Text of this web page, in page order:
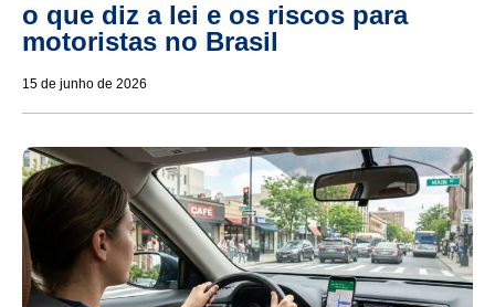
o que diz a lei e os riscos para
motoristas no Brasil
15 de junho de 2026